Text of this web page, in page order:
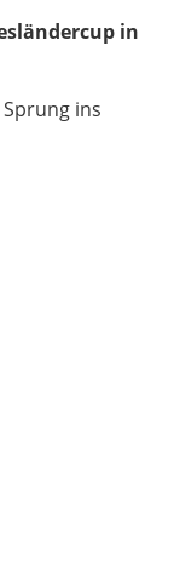
in
ins